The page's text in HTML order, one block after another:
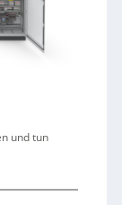
und tun